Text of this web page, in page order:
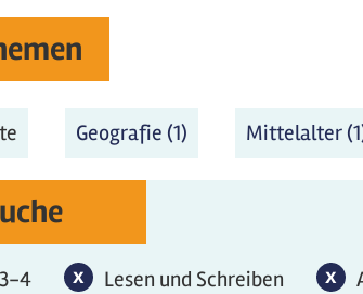
Filter entfernen
Geografie (1) Geografie Filter
Mittelalter
4-Filter entfernen
4 xLesen und Schreiben-Filter
Lesen und Schreiben x